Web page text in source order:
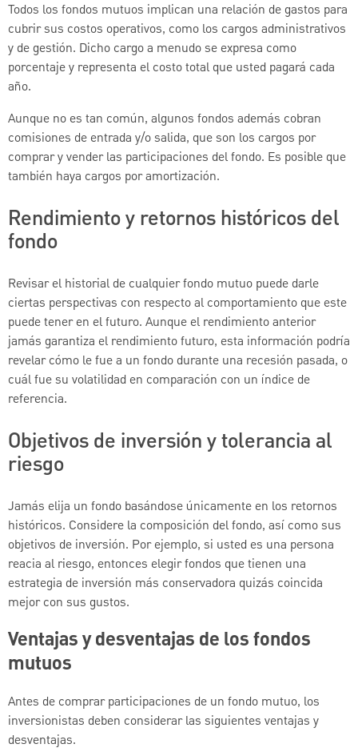
Todos los fondos mutuos implican una relación de gastos para
cubrir sus costos operativos, como los cargos administrativos
y de gestión. Dicho cargo a menudo se expresa como
porcentaje y representa el costo total que usted pagará cada
año.
Aunque no es tan común, algunos fondos además cobran
comisiones de entrada y/o salida, que son los cargos por
comprar y vender las participaciones del fondo. Es posible que
también haya cargos por amortización.
Rendimiento y retornos históricos del
fondo
Revisar el historial de cualquier fondo mutuo puede darle
ciertas perspectivas con respecto al comportamiento que este
puede tener en el futuro. Aunque el rendimiento anterior
jamás garantiza el rendimiento futuro, esta información podría
revelar cómo le fue a un fondo durante una recesión pasada, o
cuál fue su volatilidad en comparación con un índice de
referencia.
Objetivos de inversión y tolerancia al
riesgo
Jamás elija un fondo basándose únicamente en los retornos
históricos. Considere la composición del fondo, así como sus
objetivos de inversión. Por ejemplo, si usted es una persona
reacia al riesgo, entonces elegir fondos que tienen una
estrategia de inversión más conservadora quizás coincida
mejor con sus gustos.
Ventajas y desventajas de los fondos
mutuos
Antes de comprar participaciones de un fondo mutuo, los
inversionistas deben considerar las siguientes ventajas y
desventajas.